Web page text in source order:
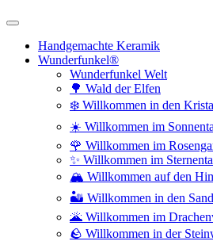
Handgemachte Keramik
Wunderfunkel®
Wunderfunkel Welt
🌳 Wald der Elfen
❄️ Willkommen in den
☀️ Willkommen im
🌹 Willkommen im
✨ Willkommen im
🏔️ Willkommen auf den
🏜️ Willkommen in den
🌋 Willkommen im
🪨 Willkommen in der